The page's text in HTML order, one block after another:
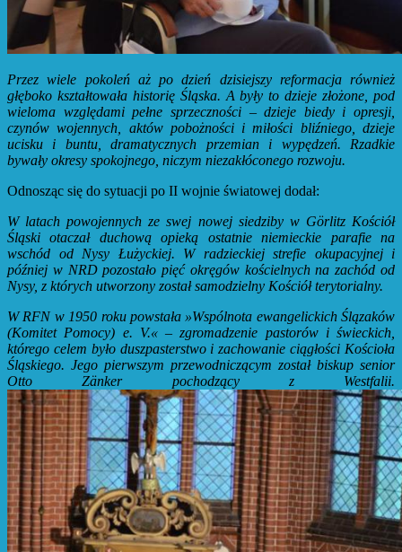
Przez wiele pokoleń aż po dzień dzisiejszy reformacja również
głęboko kształtowała historię Śląska. A były to dzieje złożone, pod
wieloma względami pełne sprzeczności – dzieje biedy i opresji,
czynów wojennych, aktów pobożności i miłości bliźniego, dzieje
ucisku i buntu, dramatycznych przemian i wypędzeń. Rzadkie
bywały okresy spokojnego, niczym niezakłóconego rozwoju.
Odnosząc się do sytuacji po II wojnie światowej dodał:
W latach powojennych ze swej nowej siedziby w Görlitz Kościół
Śląski otaczał duchową opieką ostatnie niemieckie parafie na
wschód od Nysy Łużyckiej. W radzieckiej strefie okupacyjnej i
później w NRD pozostało pięć okręgów kościelnych na zachód od
Nysy, z których utworzony został samodzielny Kościół terytorialny.
W RFN w 1950 roku powstała »Wspólnota ewangelickich Ślązaków
(Komitet Pomocy) e. V.« – zgromadzenie pastorów i świeckich,
którego celem było duszpasterstwo i zachowanie ciągłości Kościoła
Śląskiego. Jego pierwszym przewodniczącym został biskup senior
Otto Zänker pochodzący z Westfalii.